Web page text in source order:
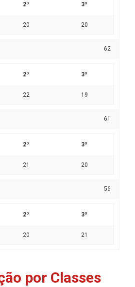
2º 3º
20 20
62
2º 3º
22 19
61
2º 3º
21 20
56
2º 3º
20 21
por Classes